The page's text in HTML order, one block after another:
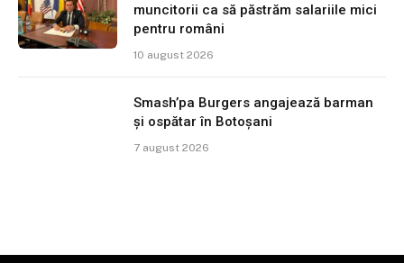
muncitorii ca să păstrăm salariile mici
pentru români
10 august 2026
Smash’pa Burgers angajează barman
și ospătar în Botoșani
7 august 2026